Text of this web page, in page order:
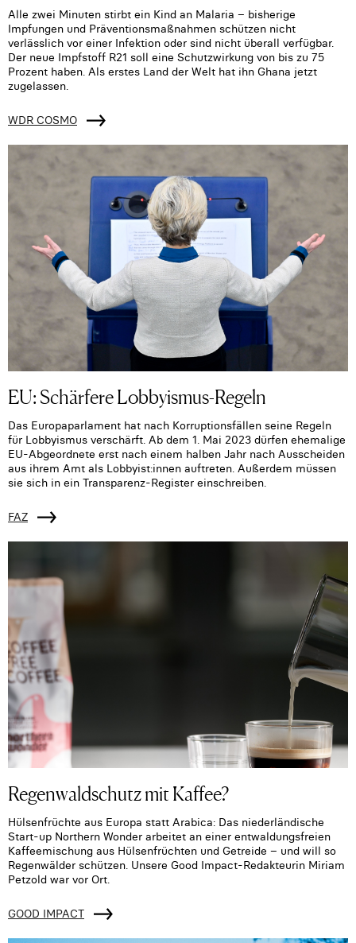
Alle zwei Minuten stirbt ein Kind an Malaria – bisherige
Impfungen und Präventionsmaßnahmen schützen nicht
verlässlich vor einer Infektion oder sind nicht überall verfügbar.
Der neue Impfstoff R21 soll eine Schutzwirkung von bis zu 75
Prozent haben. Als erstes Land der Welt hat ihn Ghana jetzt
zugelassen.
WDR COSMO
EU: Schärfere Lobbyismus-Regeln
Das Europaparlament hat nach Korruptionsfällen seine Regeln
für Lobbyismus verschärft. Ab dem 1. Mai 2023 dürfen ehemalige
EU-Abgeordnete erst nach einem halben Jahr nach Ausscheiden
aus ihrem Amt als Lobbyist:innen auftreten. Außerdem müssen
sie sich in ein Transparenz-Register einschreiben.
FAZ
Regenwaldschutz mit Kaffee?
Hülsenfrüchte aus Europa statt Arabica: Das niederländische
Start-up Northern Wonder arbeitet an einer entwaldungsfreien
Kaffeemischung aus Hülsenfrüchten und Getreide – und will so
Regenwälder schützen. Unsere Good Impact-Redakteurin Miriam
Petzold war vor Ort.
GOOD IMPACT